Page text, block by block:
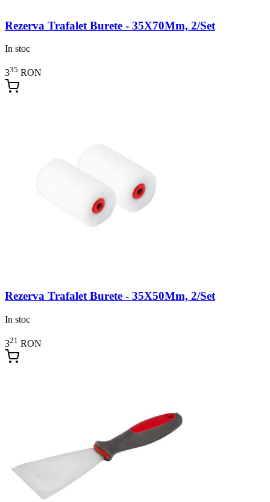
Rezerva Trafalet Burete - 35X70Mm, 2/Set
In stoc
335 RON
Rezerva Trafalet Burete - 35X50Mm, 2/Set
In stoc
321 RON